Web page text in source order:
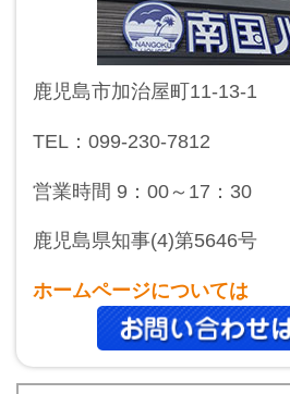
鹿児島市加治屋町11-13-1
TEL：099-230-7812
営業時間 9：00～17：30
鹿児島県知事(4)第5646号
ホームページについては